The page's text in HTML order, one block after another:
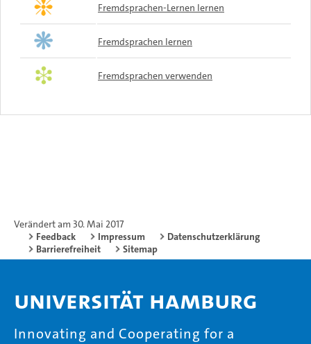
Fremdsprachen-Lernen lernen
Fremdsprachen lernen
Fremdsprachen verwenden
Verändert am 30. Mai 2017
Feedback
Impressum
Datenschutzerklärung
Barrierefreiheit
Sitemap
Universität Hamburg
Innovating and Cooperating for a